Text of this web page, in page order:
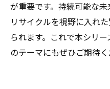
が重要です。持続可能な
リサイクルを視野に入れ
られます。これで本シリ
のテーマにもぜひご期待く